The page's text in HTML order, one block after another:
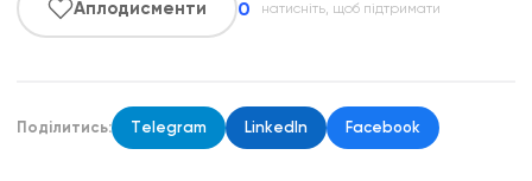
автоматизувати бізнес?
Зв'яжіться з BotLabsдля
безкоштовної консультації.
Аплодисменти 0 натисніть, щоб підтримати
Поділитись: Telegram LinkedIn Facebook